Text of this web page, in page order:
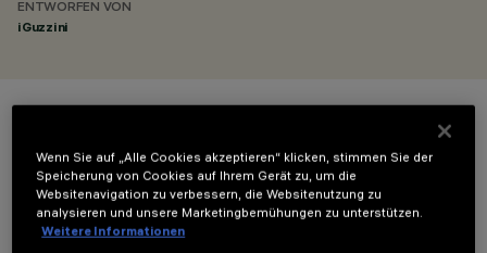
ENTWORFEN VON
iGuzzini
Wenn Sie auf „Alle Cookies akzeptieren“ klicken, stimmen Sie der
Speicherung von Cookies auf Ihrem Gerät zu, um die
Websitenavigation zu verbessern, die Websitenutzung zu
analysieren und unsere Marketingbemühungen zu unterstützen.
Weitere Informationen